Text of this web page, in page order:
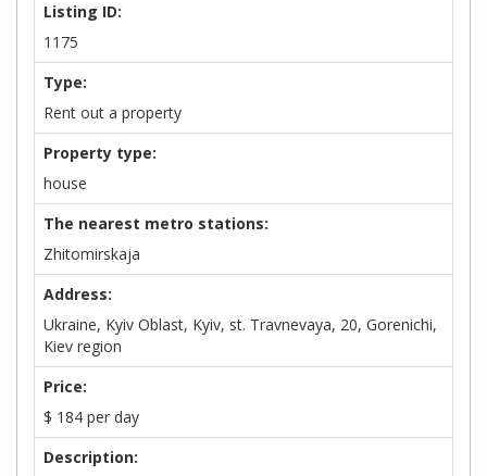
Listing ID:
1175
Type:
Rent out a property
Property type:
house
The nearest metro stations:
Zhitomirskaja
Address:
Ukraine, Kyiv Oblast, Kyiv, st. Travnevaya, 20, Gorenichi,
Kiev region
Price:
$ 184 per day
Description: